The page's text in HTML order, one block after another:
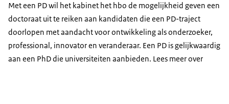
Met een PD wil het kabinet het hbo de mogelijkheid geven een
doctoraat uit te reiken aan kandidaten die een PD-traject
doorlopen met aandacht voor ontwikkeling als onderzoeker,
professional, innovator en veranderaar. Een PD is gelijkwaardig
aan een PhD die universiteiten aanbieden. Lees meer over